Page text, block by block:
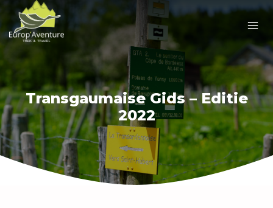
Doorgaan
naar
inhoud
Transgaumaise Gids – Editie
2022